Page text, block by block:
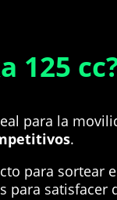
125
para la
.
para sortear
satisfacer